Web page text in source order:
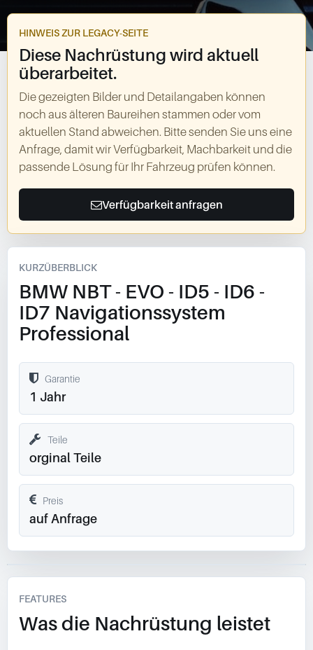
HINWEIS ZUR LEGACY-SEITE
Diese Nachrüstung wird aktuell
überarbeitet.
Die gezeigten Bilder und Detailangaben können
noch aus älteren Baureihen stammen oder vom
aktuellen Stand abweichen. Bitte senden Sie uns eine
Anfrage, damit wir Verfügbarkeit, Machbarkeit und die
passende Lösung für Ihr Fahrzeug prüfen können.
Verfügbarkeit anfragen
KURZÜBERBLICK
BMW NBT - EVO - ID5 - ID6 -
ID7 Navigationssystem
Professional
Garantie
1 Jahr
Teile
orginal Teile
Preis
auf Anfrage
FEATURES
Was die Nachrüstung leistet